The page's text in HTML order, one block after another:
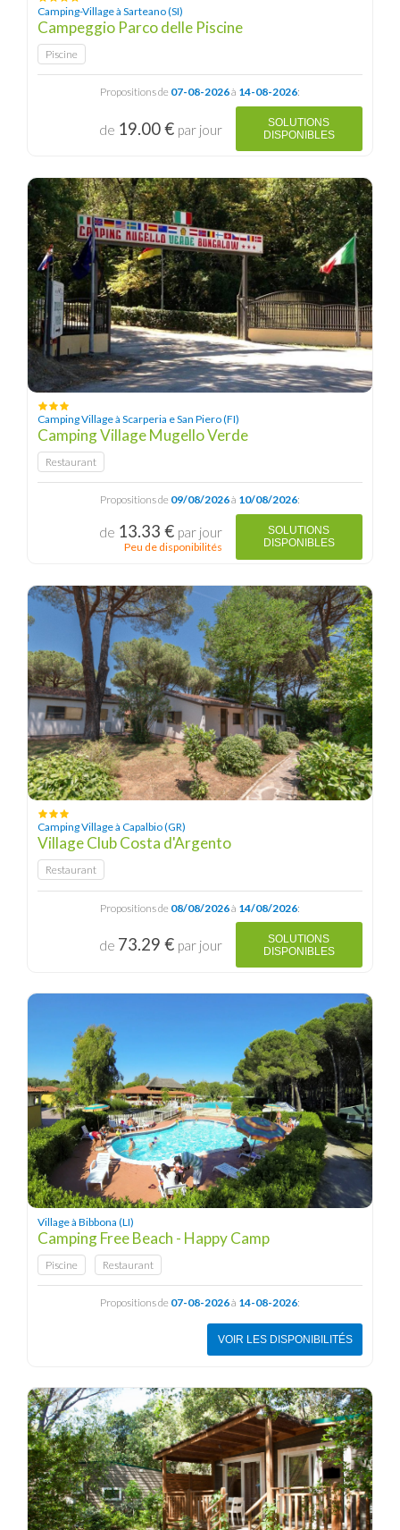
Camping-Village à Sarteano (SI)
Campeggio Parco delle Piscine
Piscine
Propositions de 07-08-2026à 14-08-2026:
de 19.00 € par jour
SOLUTIONS
DISPONIBLES
Camping Village à Scarperia e San Piero (FI)
Camping Village Mugello Verde
Restaurant
Propositions de 09/08/2026à 10/08/2026:
de 13.33 € par jour
Peu de disponibilités
SOLUTIONS
DISPONIBLES
Camping Village à Capalbio (GR)
Village Club Costa d'Argento
Restaurant
Propositions de 08/08/2026à 14/08/2026:
de 73.29 € par jour
SOLUTIONS
DISPONIBLES
Village à Bibbona (LI)
Camping Free Beach - Happy Camp
Piscine Restaurant
Propositions de 07-08-2026à 14-08-2026:
VOIR LES DISPONIBILITÉS